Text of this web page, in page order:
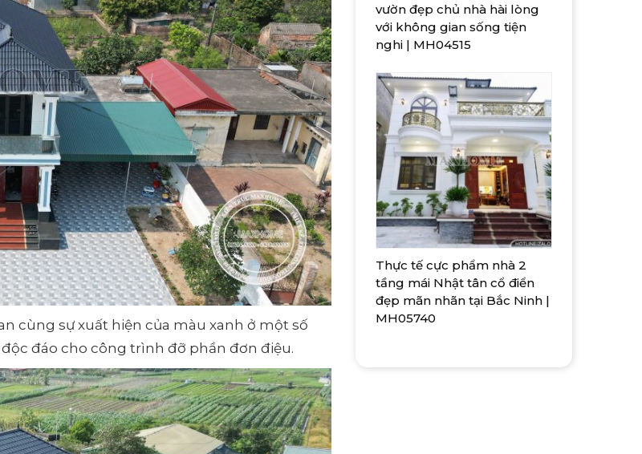
cùng sự xuất hiện của màu xanh ở một số
đáo cho công trình đỡ phần đơn điệu.
vườn đẹp chủ nhà hài lòng
với không gian sống tiện
nghi | MH04515
Thực tế cực phẩm nhà 2
tầng mái Nhật tân cổ điển
đẹp mãn nhãn tại Bắc Ninh |
MH05740